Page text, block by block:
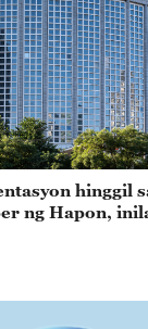
hinggil
ng Hapon,